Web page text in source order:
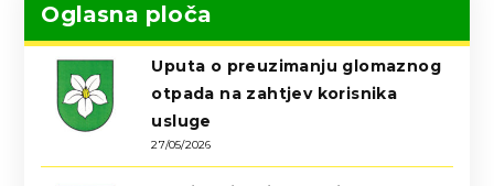
Oglasna ploča
Uputa o preuzimanju glomaznog
otpada na zahtjev korisnika
usluge
27/05/2026